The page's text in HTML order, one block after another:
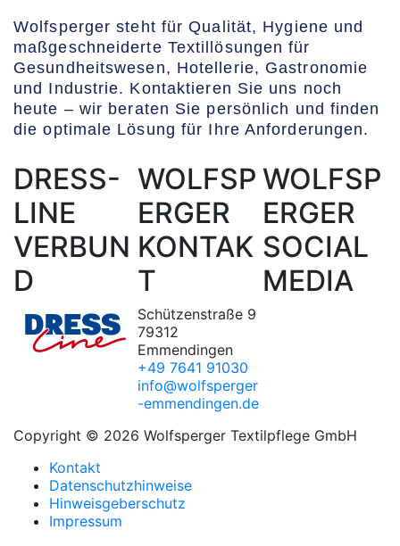
Wolfsperger steht für Qualität, Hygiene und
maßgeschneiderte Textillösungen für
Gesundheitswesen, Hotellerie, Gastronomie
und Industrie. Kontaktieren Sie uns noch
heute – wir beraten Sie persönlich und finden
die optimale Lösung für Ihre Anforderungen.
DRESS-
LINE
VERBUN
D
WOLFSP
ERGER
KONTAK
T
Schützenstraße 9
79312
Emmendingen
+49 7641 91030
info@wolfsperger
-emmendingen.de
WOLFSP
ERGER
SOCIAL
MEDIA
Copyright © 2026 Wolfsperger Textilpflege GmbH
Kontakt
Datenschutzhinweise
Hinweisgeberschutz
Impressum